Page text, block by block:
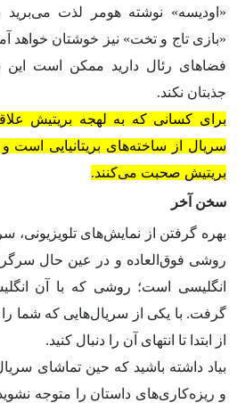
«اودیسه» نوشته هومر لذت می‌برید
«بازی تاج و تخت» نیز خوشتان خواهد
فضاهای رئال دارید ممکن است
جذبتان نکند.
برای کسانی که به لهجه بریتیش علاقه
سریال از ساخته‌های بریتانیایی است و
بریتیش صحبت می‌کنند.
سخن آخر
بهره گرفتن از نمایش‌های تلویزیونی‌،
روشی فوق‌العاده و در عین حال
انگلیسی است؛ روشی که با آن
گرفت. با یکی از سریال‌‌هایی که شما
از ابتدا تا انتهای آن را دنبال کنید.
بیاد داشته باشید که حین تماشای
و ریزه‌کاری‌های داستان را متوجه